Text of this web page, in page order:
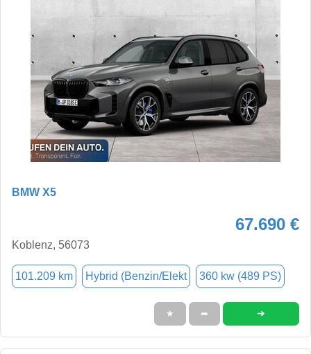
BMW X5
67.690 €
Koblenz, 56073
101.209 km Hybrid (Benzin/Elekt 360 kw (489 PS)
★ ➦ ➜